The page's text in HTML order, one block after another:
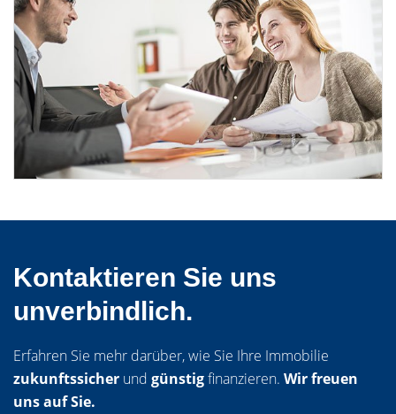
Kontaktieren Sie uns
unverbindlich.
Erfahren Sie mehr darüber, wie Sie Ihre Immobilie
zukunftssicher und günstigfinanzieren. Wir freuen
uns auf Sie.